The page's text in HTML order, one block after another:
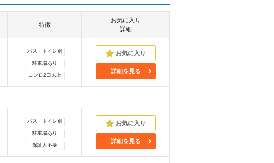
特徴
お気に入り
詳細
バス・トイレ別
駐車場あり
コンロ2口以上
詳細を見る
バス・トイレ別
駐車場あり
保証人不要
詳細を見る